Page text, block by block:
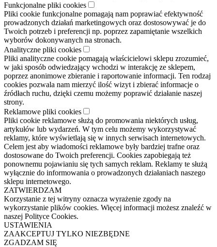
Funkcjonalne pliki cookies
Pliki cookie funkcjonalne pomagają nam poprawiać efektywność
prowadzonych działań marketingowych oraz dostosowywać je do
Twoich potrzeb i preferencji np. poprzez zapamiętanie wszelkich
wyborów dokonywanych na stronach.
Analityczne pliki cookies
Pliki analityczne cookie pomagają właścicielowi sklepu zrozumieć,
w jaki sposób odwiedzający wchodzi w interakcję ze sklepem,
poprzez anonimowe zbieranie i raportowanie informacji. Ten rodzaj
cookies pozwala nam mierzyć ilość wizyt i zbierać informacje o
źródłach ruchu, dzięki czemu możemy poprawić działanie naszej
strony.
Reklamowe pliki cookies
Pliki cookie reklamowe służą do promowania niektórych usług,
artykułów lub wydarzeń. W tym celu możemy wykorzystywać
reklamy, które wyświetlają się w innych serwisach internetowych.
Celem jest aby wiadomości reklamowe były bardziej trafne oraz
dostosowane do Twoich preferencji. Cookies zapobiegają też
ponownemu pojawianiu się tych samych reklam. Reklamy te służą
wyłącznie do informowania o prowadzonych działaniach naszego
sklepu internetowego.
ZATWIERDZAM
Korzystanie z tej witryny oznacza wyrażenie zgody na
wykorzystanie plików cookies. Więcej informacji możesz znaleźć w
naszej Polityce Cookies.
USTAWIENIA
ZAAKCEPTUJ TYLKO NIEZBĘDNE
ZGADZAM SIĘ